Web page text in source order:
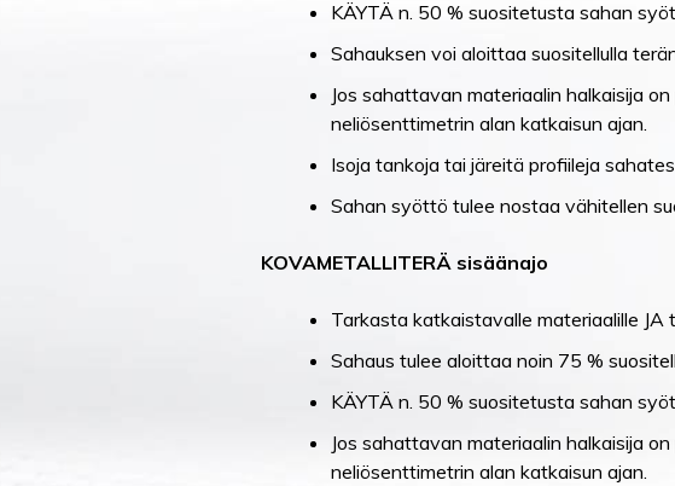
KÄYTÄ n. 50 % suositetusta sahan
Sahauksen voi aloittaa suositellulla
Jos sahattavan materiaalin halkaisija
neliösenttimetrin alan katkaisun ajan.
Isoja tankoja tai järeitä profiileja
Sahan syöttö tulee nostaa vähitellen
KOVAMETALLITERÄ sisäänajo
Tarkasta katkaistavalle materiaalille
Sahaus tulee aloittaa noin 75 %
KÄYTÄ n. 50 % suositetusta sahan
Jos sahattavan materiaalin halkaisija
neliösenttimetrin alan katkaisun ajan.